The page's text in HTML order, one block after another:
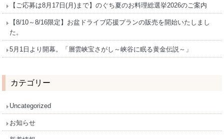
【ご応募は8月17日(月)まで】のぐち夏のお料理総選挙2026のご案内
【8/10～8/16限定】お盆ドライブ応援プランの販売を開始いたしまし
た。
5月1日より開幕。「層雲峡宝さがし～峡谷に眠る黄金伝説～」
カテゴリー
Uncategorized
お知らせ